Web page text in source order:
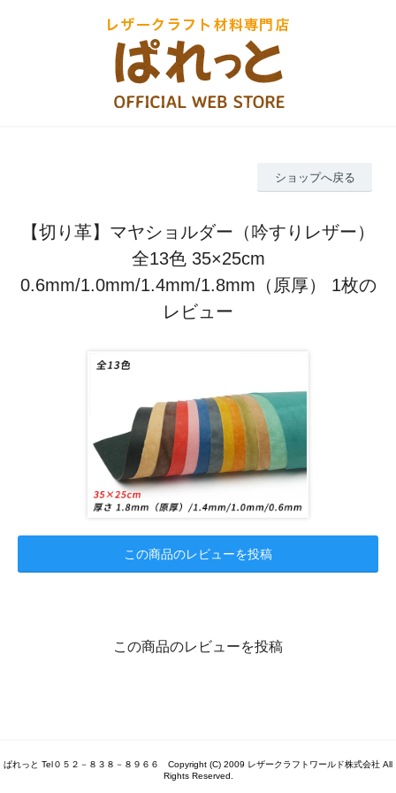
ショップへ戻る
【切り革】マヤショルダー（吟すりレザー）
全13色 35×25cm
0.6mm/1.0mm/1.4mm/1.8mm（原厚） 1枚の
レビュー
この商品のレビューを投稿
この商品のレビューを投稿
ぱれっと Tel０５２－８３８－８９６６ Copyright (C) 2009 レザークラフトワールド株式会社 All
Rights Reserved.